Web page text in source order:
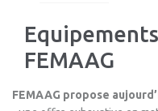
FEMAAG
FEMAAG propose